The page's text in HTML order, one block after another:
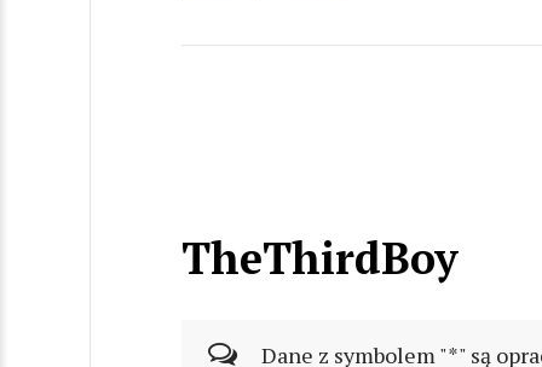
TheThirdBoy
Dane z symbolem "*" są